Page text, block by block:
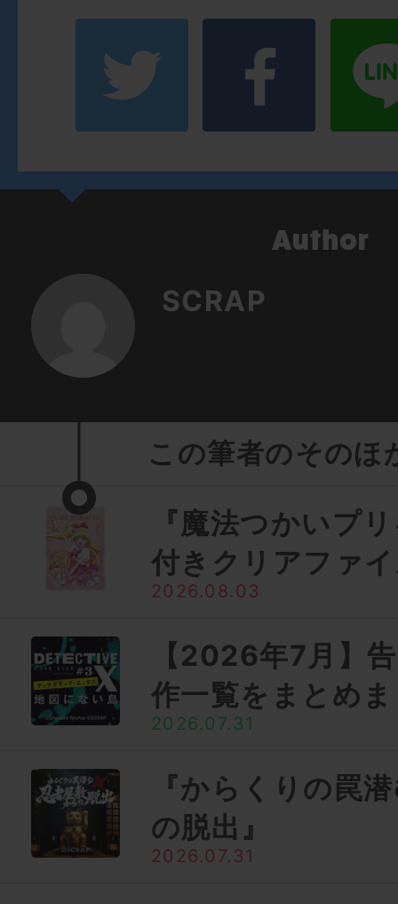
SCRAP
この筆者のそのほ
『魔法つかいプ
付きクリアファ
2026.08.03
【2026年7月】
作一覧をまとめ
2026.07.31
『からくりの罠
の脱出』
2026.07.31